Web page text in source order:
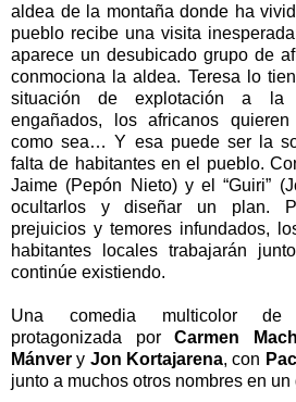
aldea de la montaña donde ha
pueblo recibe una visita
aparece un desubicado grupo de
conmociona la aldea. Teresa lo
situación de explotación a la
engañados, los africanos
como sea… Y esa puede ser la
falta de habitantes en el pueblo.
Jaime (Pepón Nieto) y el “Guiri”
ocultarlos y diseñar un plan.
prejuicios y temores infundados,
habitantes locales trabajarán
continúe existiendo.
Una comedia multicolor
protagonizada por Carmen
Mánver y Jon Kortajarena, con
junto a muchos otros nombres en un